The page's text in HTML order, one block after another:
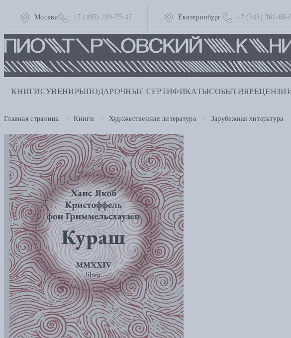
Москва +7 (495) 229-75-47 Екатеринбург +7 (343) 361-68-
КНИГИСУВЕНИРЫПОДАРОЧНЫЕ СЕРТИФИКАТЫСОБЫТИЯ
Главная страница Книги Художественная литература Зарубежная литература